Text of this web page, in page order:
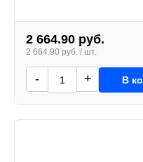
2 664.90 руб.
2 664.90 руб. / шт.
- + В